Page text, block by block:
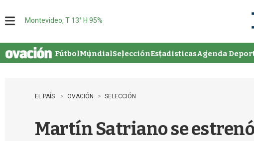
u
Montevideo, T 13° H 95%
FútbolMundialSelecciónEstadisticasAgenda
EL PAÍS OVACIÓN SELECCIÓN
Martín Satriano se